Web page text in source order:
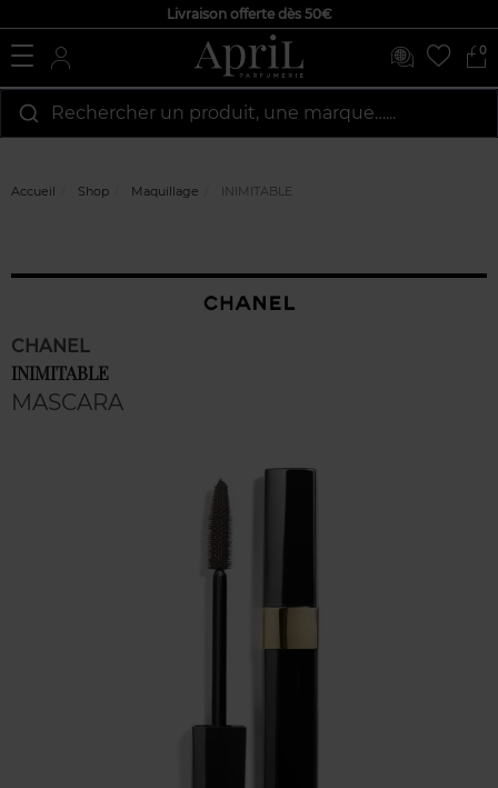
Livraison offerte dès 50€
0
Rechercher un produit, une marque…...
Accueil Shop Maquillage INIMITABLE
CHANEL
INIMITABLE
MASCARA